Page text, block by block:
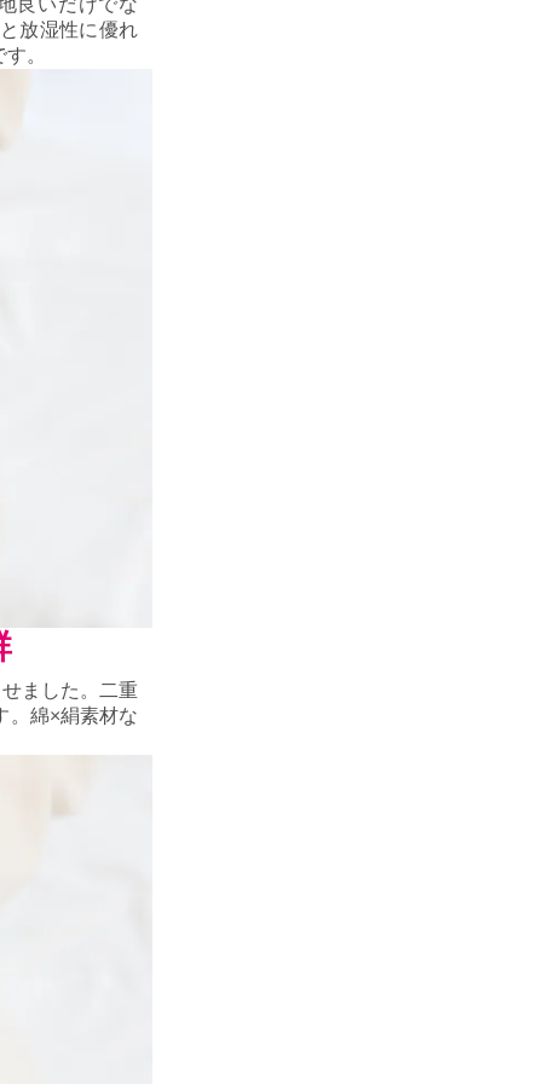
良いだけでな
放湿性に優れ
。
ました。二重
。綿×絹素材な